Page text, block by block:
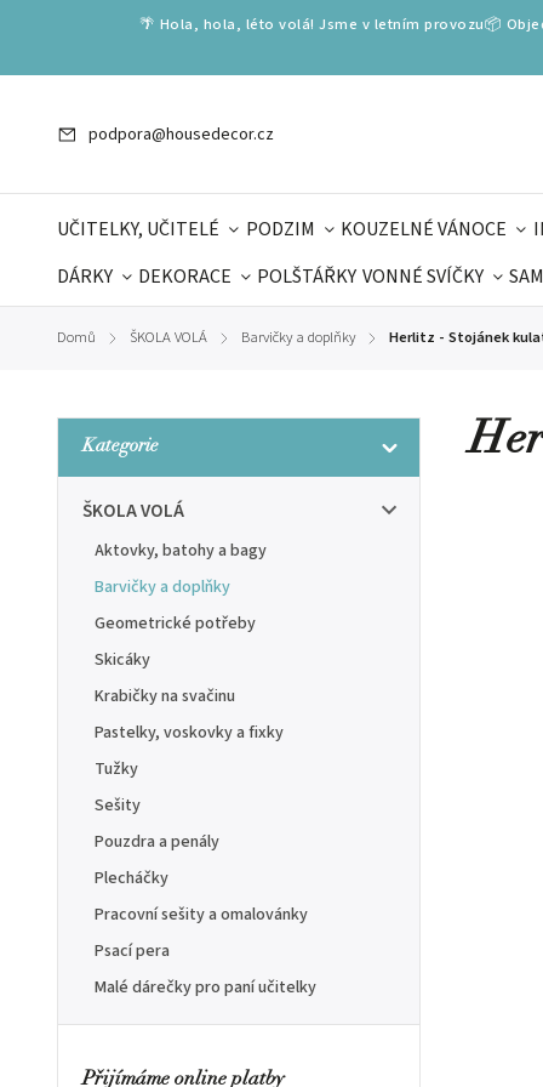
🌴 Hola, hola, léto volá! Jsme v letním provozu📦
podpora@housedecor.cz
UČITELKY, UČITELÉ PODZIM KOUZELNÉ VÁNOCE
DÁRKY
DEKORACE POLŠTÁŘKY VONNÉ SVÍČKY
SLOVENSKÉ SPECIÁLY
ŠKOLA
Domů / ŠKOLA VOLÁ / Barvičky a doplňky / Herlitz - Stojánek
Kategorie
ŠKOLA VOLÁ
Aktovky, batohy a bagy
Barvičky a doplňky
Geometrické potřeby
Skicáky
Krabičky na svačinu
Pastelky, voskovky a fixky
Tužky
Sešity
Pouzdra a penály
Plecháčky
Pracovní sešity a omalovánky
Psací pera
Malé dárečky pro paní učitelky
Přijímáme online platby